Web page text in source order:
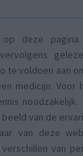
deze
te voldoen aan
medicijn. Voor
van de
van deze
verschillen van